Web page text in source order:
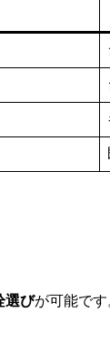
選びが可能です